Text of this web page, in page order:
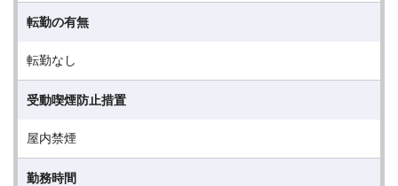
転勤の有無
転勤なし
受動喫煙防止措置
屋内禁煙
勤務時間